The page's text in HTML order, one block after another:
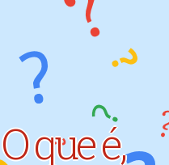
O que é,